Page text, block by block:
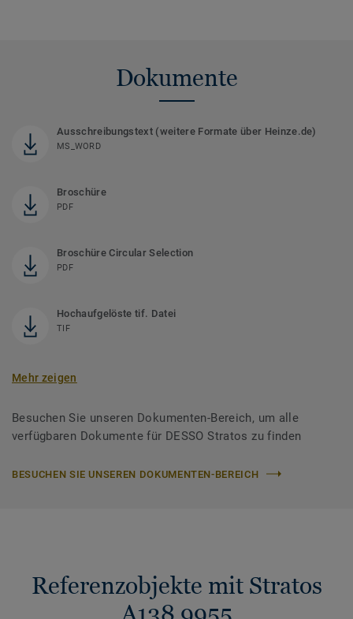
Dokumente
Ausschreibungstext (weitere Formate über Heinze.de)
MS_WORD
Broschüre
PDF
Broschüre Circular Selection
PDF
Hochaufgelöste tif. Datei
TIF
Mehr zeigen
Besuchen Sie unseren Dokumenten-Bereich, um alle
verfügbaren Dokumente für DESSO Stratos zu finden
BESUCHEN SIE UNSEREN DOKUMENTEN-BEREICH
Referenzobjekte mit Stratos
A138 9955